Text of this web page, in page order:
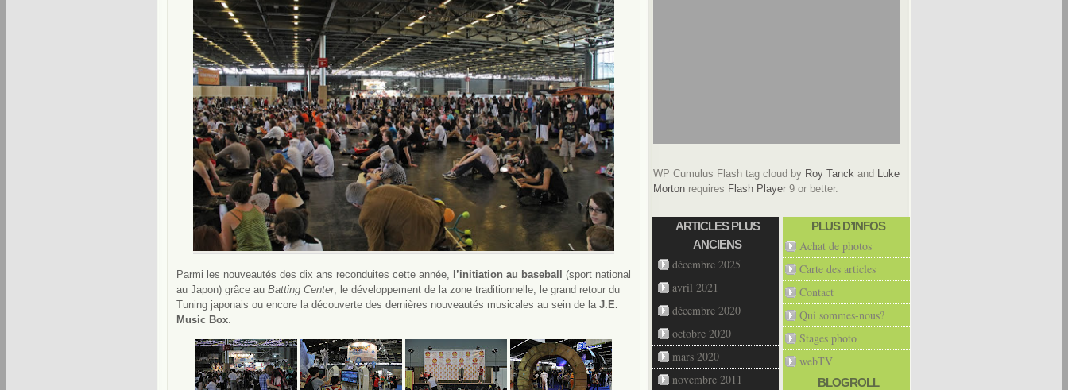
Parmi les nouveautés des dix ans reconduites cette année, l’initiation au baseball
(sport national
au Japon) grâce au Batting Center, le développement de la zone traditionnelle, le grand retour du
Tuning japonais ou encore la découverte des dernières nouveautés musicales au sein de la J.E.
Music Box.
WP Cumulus Flash tag cloud by Roy Tanck and Luke
Morton requires Flash Player 9 or better.
ARTICLES PLUS
ANCIENS
décembre 2025
avril 2021
décembre 2020
octobre 2020
mars 2020
novembre 2011
PLUS D’INFOS
Achat de photos
Carte des articles
Contact
Qui sommes-nous?
Stages photo
webTV
BLOGROLL